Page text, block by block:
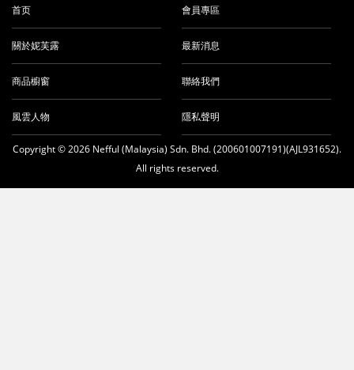
首页
關於妮芙露
商品櫥窗
風雲人物
會員專區
最新消息
聯絡我們
隱私聲明
Copyright © 2026 Nefful (Malaysia) Sdn. Bhd. (200601007191)(AJL931652).
All rights reserved.